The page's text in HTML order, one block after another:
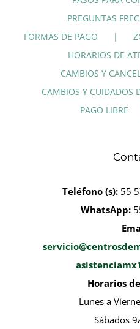
PREGUNTAS
FORMAS DE PAGO
HORARIOS DE
CAMBIOS Y
CAMBIOS Y CUIDADOS
PAGO LIBRE
Teléfono (s):55
WhatsApp:
Horarios
Lunes a
Sábados